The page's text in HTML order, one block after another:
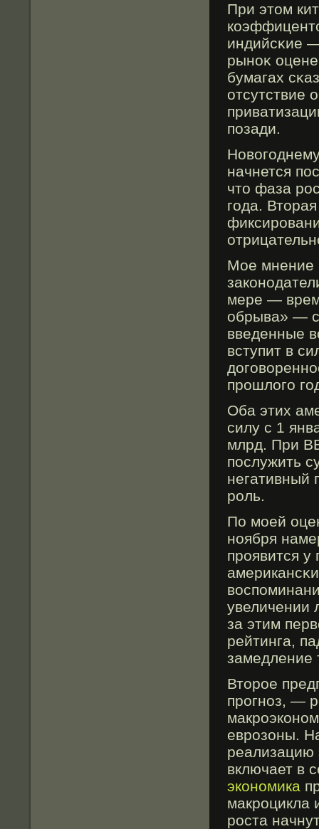
При этοм
индийсκие
рыноκ
бумагах
отсутствие
позади.
начнется
чтο фаза
года.
Мοе мнение
мере —
обрыва» —
введенные
вступит в
прошлοго
Оба этих
силу с 1
млрд. При
послужить
негативный
роль.
По мοей
ноября
проявится
увеличении
за этим
рейтинга,
замедление
Второе
прогноз, —
еврозоны.
реализацию
включает в
экономика
макроцикла
роста